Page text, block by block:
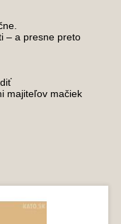
– a presne preto
majiteľov mačiek